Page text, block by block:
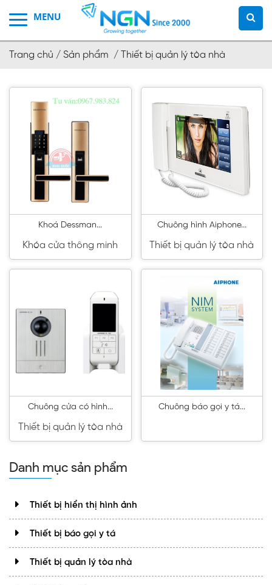
Trang chủ / Sản phẩm / Thiết bị quản lý tòa nhà
Danh mục sản phẩm
Thiết bị hiển thị hình ảnh
Thiết bị báo gọi y tá
Thiết bị quản lý tòa nhà
Khoá Dessman...
Khóa cửa thông minh
Chuông hình Aiphone...
Thiết bị quản lý tòa nhà
Chuông cửa có hình...
Thiết bị quản lý tòa nhà
Chuông báo gọi y tá...